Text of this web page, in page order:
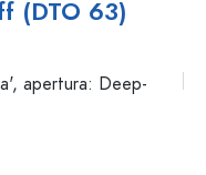
(DTO 63)